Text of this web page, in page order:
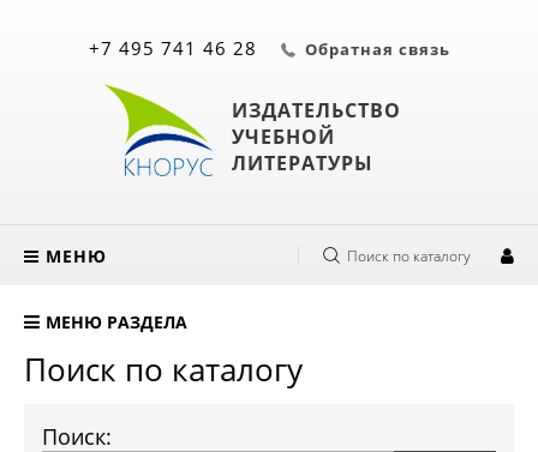
ИЗДАТЕЛЬСТВО
УЧЕБНОЙ
ЛИТЕРАТУРЫ
+7 495 741 46 28 Обратная связь
МЕНЮ Поиск по каталогу
МЕНЮ РАЗДЕЛА
Поиск по каталогу
Поиск: